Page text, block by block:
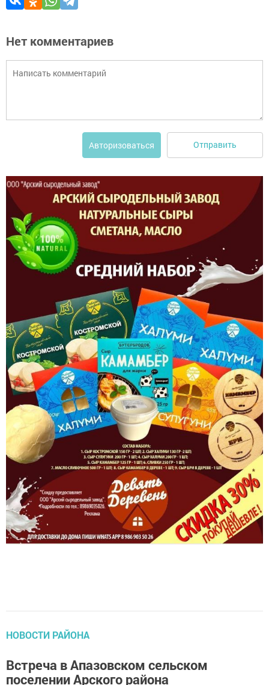
Нет комментариев
Авторизоваться Отправить
НОВОСТИ РАЙОНА
Встреча в Апазовском сельском
поселении Арского района